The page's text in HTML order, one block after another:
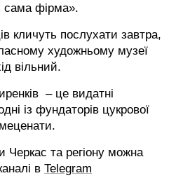
сама фірма».
кличуть послухати завтра,
художньому музеї
вільний.
– це видатні
із фундаторів цукрової
Черкас та регіону можна
в Telegram